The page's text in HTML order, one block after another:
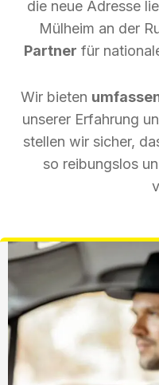
die neue Adresse
Mülheim an der
Partner für
Wir bieten
unserer Erfahrung
stellen wir sicher,
so reibungslos